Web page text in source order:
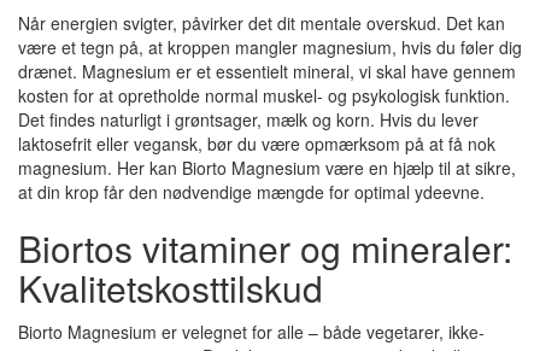
Når energien svigter, påvirker det dit mentale overskud. Det kan
være et tegn på, at kroppen mangler magnesium, hvis du føler dig
drænet. Magnesium er et essentielt mineral, vi skal have gennem
kosten for at opretholde normal muskel- og psykologisk funktion.
Det findes naturligt i grøntsager, mælk og korn. Hvis du lever
laktosefrit eller vegansk, bør du være opmærksom på at få nok
magnesium. Her kan Biorto Magnesium være en hjælp til at sikre,
at din krop får den nødvendige mængde for optimal ydeevne.
Biortos vitaminer og mineraler:
Kvalitetskosttilskud
Biorto Magnesium er velegnet for alle – både vegetarer, ikke-